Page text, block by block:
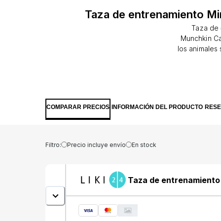
Taza de entrenamiento
Taza de
Munchkin
los
en
completo.
disfrutar
COMPARAR PRECIOS INFORMACIÓN DEL PRODUCTO
Filtro: Precio incluye envío En stock
Taza de